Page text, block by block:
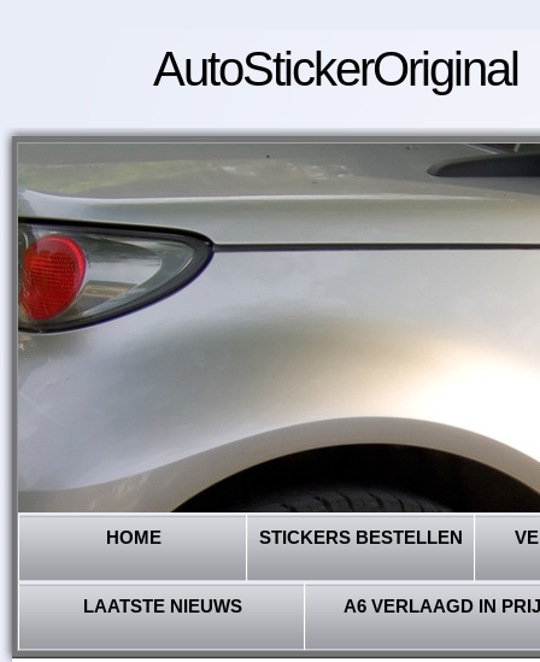
AutoStickerOriginal
HOME STICKERS BESTELLEN
LAATSTE NIEUWS A6 VERLAAGD IN